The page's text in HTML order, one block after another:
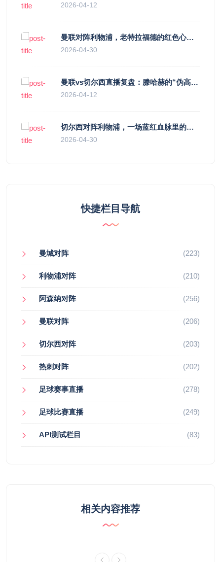
2026-04-12
曼联对阵利物浦，老特拉福德的红色心跳与蓝色暗涌
2026-04-30
曼联vs切尔西直播复盘：滕哈赫的“伪高位”与波切蒂诺的“无锋阵”，谁更拧巴？
2026-04-12
切尔西对阵利物浦，一场蓝红血脉里的恩怨与忠诚
2026-04-30
快捷栏目导航
曼城对阵 (223)
利物浦对阵 (210)
阿森纳对阵 (256)
曼联对阵 (206)
切尔西对阵 (203)
热刺对阵 (202)
足球赛事直播 (278)
足球比赛直播 (249)
API测试栏目 (83)
相关内容推荐